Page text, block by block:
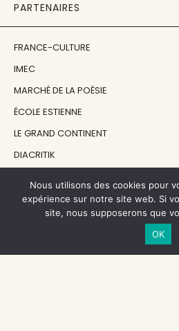
PARTENAIRES
FRANCE-CULTURE
IMEC
MARCHÉ DE LA POÉSIE
ÉCOLE ESTIENNE
LE GRAND CONTINENT
DIACRITIK
NOS SOUTIENS
CENTRE NATIONAL DU LIVRE
Nous utilisons des cookies pour
expérience sur notre site web. Si
site, nous supposerons que
OK